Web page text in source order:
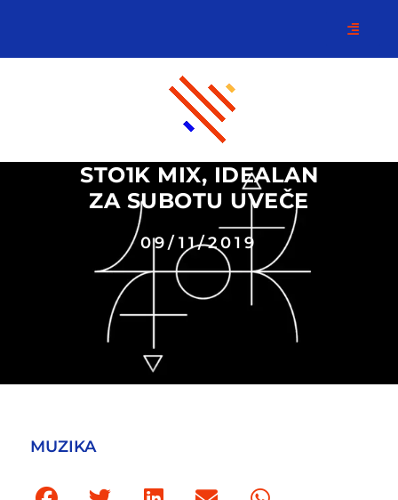
STO1K MIX, IDEALAN
ZA SUBOTU UVEČE
09/11/2019
MUZIKA